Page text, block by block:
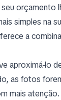
orçamento
simples na
a
aproximá-lo
as fotos
mais